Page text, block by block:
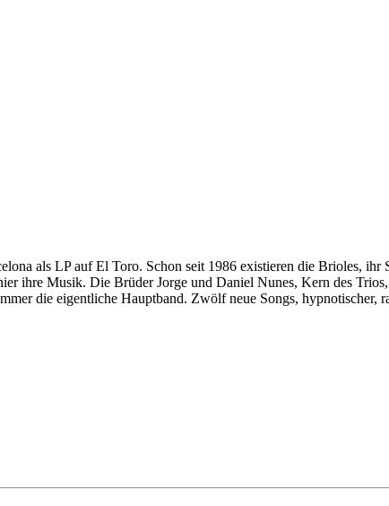
als LP auf El Toro. Schon seit 1986 existieren die Brioles,
ihre Musik. Die Brüder Jorge und Daniel Nunes, Kern des
die eigentliche Hauptband. Zwölf neue Songs, hypnotischer,